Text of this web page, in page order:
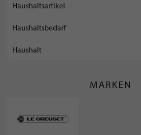
Haushaltsartikel
Haushaltsbedarf
Haushalt
MARKEN